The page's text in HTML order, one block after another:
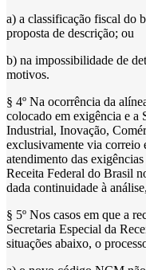
a) a classificação fiscal do
proposta de descrição; ou
b) na impossibilidade de
motivos.
§ 4º Na ocorrência da
colocado em exigência e a
Industrial, Inovação,
exclusivamente via correio
atendimento das
Receita Federal do Brasil
dada continuidade à
§ 5º Nos casos em que a
Secretaria Especial da
situações abaixo, o